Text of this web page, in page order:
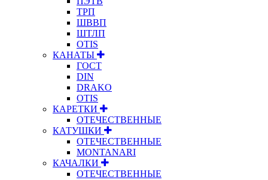
ТРП
ШВВП
ШТЛП
OTIS
КАНАТЫ
ГОСТ
DIN
DRAKO
OTIS
КАРЕТКИ
ОТЕЧЕСТВЕННЫЕ
КАТУШКИ
ОТЕЧЕСТВЕННЫЕ
MONTANARI
КАЧАЛКИ
ОТЕЧЕСТВЕННЫЕ